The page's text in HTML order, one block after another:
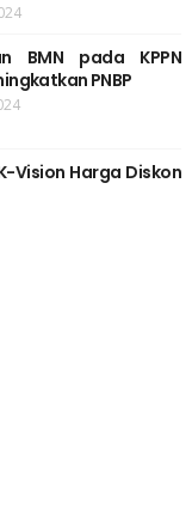
BMN pada KPPN
PNBP
Vision Harga Diskon